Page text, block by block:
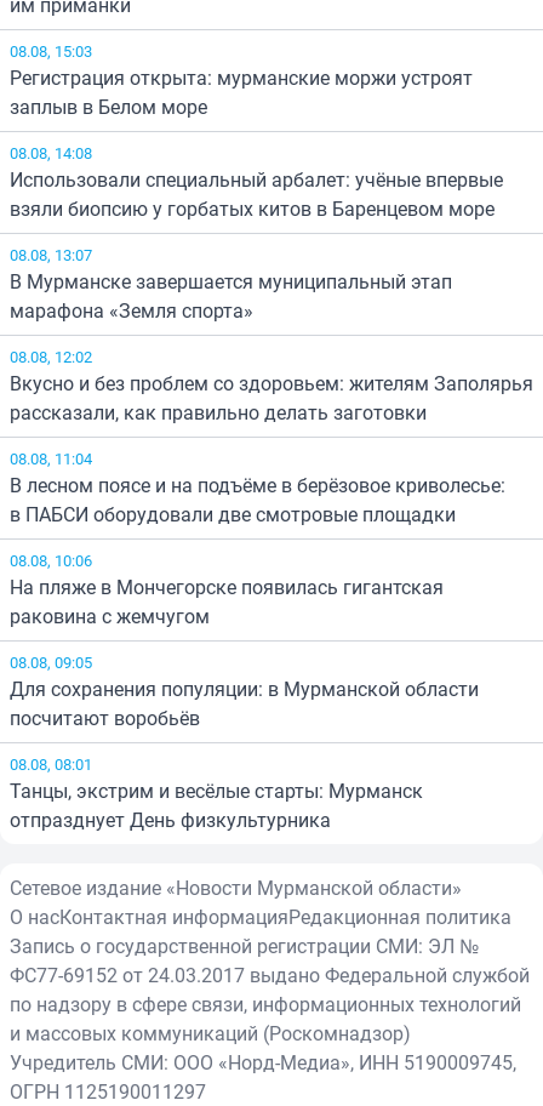
08.08, 15:03
Регистрация открыта: мурманские моржи устроят
заплыв в Белом море
08.08, 14:08
Использовали специальный арбалет: учёные впервые
взяли биопсию у горбатых китов в Баренцевом море
08.08, 13:07
В Мурманске завершается муниципальный этап
марафона «Земля спорта»
08.08, 12:02
Вкусно и без проблем со здоровьем: жителям Заполярья
рассказали, как правильно делать заготовки
08.08, 11:04
В лесном поясе и на подъёме в берёзовое криволесье:
в ПАБСИ оборудовали две смотровые площадки
08.08, 10:06
На пляже в Мончегорске появилась гигантская
раковина с жемчугом
08.08, 09:05
Для сохранения популяции: в Мурманской области
посчитают воробьёв
08.08, 08:01
Танцы, экстрим и весёлые старты: Мурманск
отпразднует День физкультурника
Сетевое издание «Новости Мурманской области»
О насКонтактная информацияРедакционная политика
Запись о государственной регистрации СМИ: ЭЛ №
ФС77-69152 от 24.03.2017 выдано Федеральной службой
по надзору в сфере связи, информационных технологий
и массовых коммуникаций (Роскомнадзор)
Учредитель СМИ: ООО «Норд-Медиа», ИНН 5190009745,
ОГРН 1125190011297